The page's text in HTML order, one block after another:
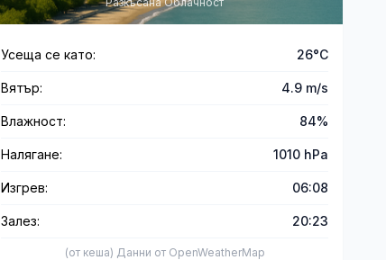
Усеща се като: 26°C
Вятър: 4.9 m/s
Влажност: 84%
Налягане: 1010 hPa
Изгрев: 06:08
Залез: 20:23
(от кеша) Данни от OpenWeatherMap